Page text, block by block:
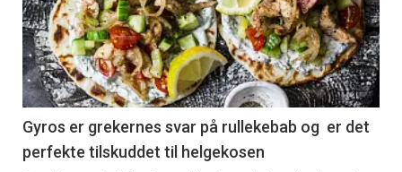
detail
-
section
11
Gyros er grekernes svar på rullekebab og er det
perfekte tilskuddet til helgekosen